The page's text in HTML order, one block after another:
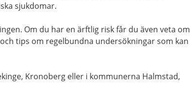
sjukdomar.
Om du har en ärftlig risk får du även veta om
tips om regelbundna undersökningar som kan
Kronoberg eller i kommunerna Halmstad,